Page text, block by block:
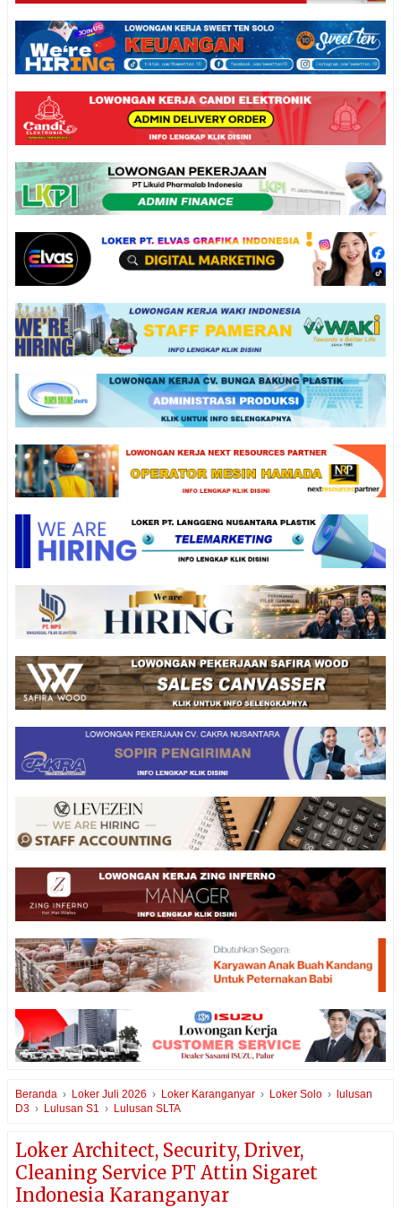
Beranda › Loker Juli 2026 › Loker Karanganyar › Loker Solo ›
lulusan
D3 › Lulusan S1 › Lulusan SLTA
Loker Architect, Security, Driver,
Cleaning Service PT Attin Sigaret
Indonesia Karanganyar